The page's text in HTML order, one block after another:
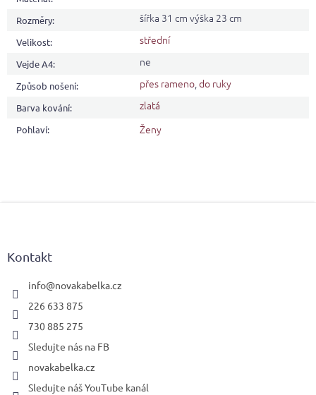
Rozměry: šířka 31 cm výška 23 cm
Velikost: střední
Vejde A4: ne
Způsob nošení: přes rameno,do ruky
Barva kování: zlatá
Pohlaví: Ženy
Kontakt
info@novakabelka.cz
226 633 875
730 885 275
Sledujte nás na FB
novakabelka.cz
Sledujte náš YouTube kanál